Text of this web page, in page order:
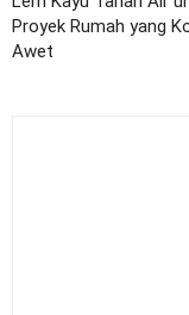
Proyek Rumah yang
Awet